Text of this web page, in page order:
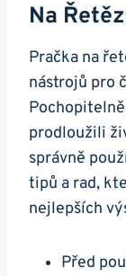
Na
Pračka na​
nástrojů pro
prodloužili
správně
tipů⁣ a ‍rad,
⁣nejlepších
Před